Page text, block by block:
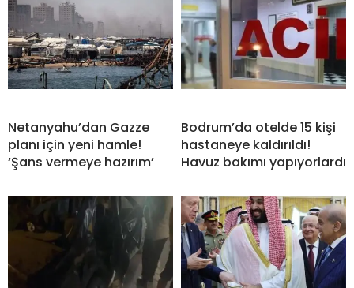
Netanyahu’dan Gazze
planı için yeni hamle!
‘Şans vermeye hazırım’
Bodrum’da otelde 15 kişi
hastaneye kaldırıldı!
Havuz bakımı yapıyorlardı